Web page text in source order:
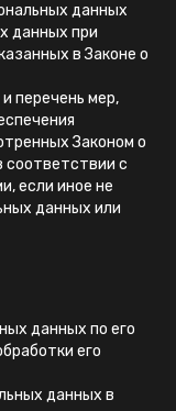
данных
данных при
в Законе о
перечень мер,
Законом о
соответствии с
если иное не
данных или
данных по его
его
данных в